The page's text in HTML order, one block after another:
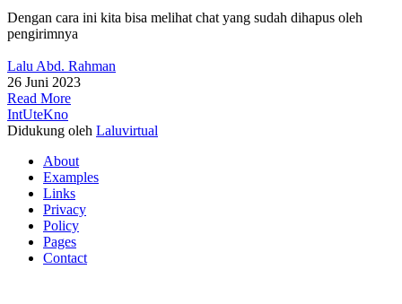
Dengan cara ini kita bisa melihat chat yang sudah dihapus oleh
pengirimnya
Lalu Abd. Rahman
26 Juni 2023
Read More
IntUteKno
Didukung oleh Laluvirtual
About
Examples
Links
Privacy
Policy
Pages
Contact